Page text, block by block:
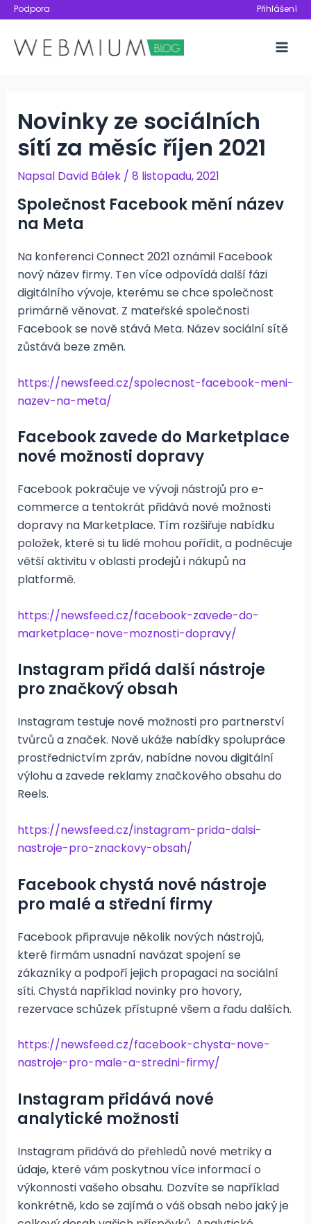
Přeskočit
obsah
Podpora Přihlášení
Novinky ze sociálních
sítí za měsíc říjen 2021
Napsal David Bálek / 8 listopadu, 2021
Společnost Facebook mění název
na Meta
Na konferenci Connect 2021 oznámil Facebook
nový název firmy. Ten více odpovídá další fázi
digitálního vývoje, kterému se chce společnost
primárně věnovat. Z mateřské společnosti
Facebook se nově stává Meta. Název sociální sítě
zůstává beze změn.
https://newsfeed.cz/spolecnost-facebook-meni-
nazev-na-meta/
Facebook zavede do Marketplace
nové možnosti dopravy
Facebook pokračuje ve vývoji nástrojů pro e-
commerce a tentokrát přidává nové možnosti
dopravy na Marketplace. Tím rozšiřuje nabídku
položek, které si tu lidé mohou pořídit, a podněcuje
větší aktivitu v oblasti prodejů i nákupů na
platformě.
https://newsfeed.cz/facebook-zavede-do-
marketplace-nove-moznosti-dopravy/
Instagram přidá další nástroje
pro značkový obsah
Instagram testuje nové možnosti pro partnerství
tvůrců a značek. Nově ukáže nabídky spolupráce
prostřednictvím zpráv, nabídne novou digitální
výlohu a zavede reklamy značkového obsahu do
Reels.
https://newsfeed.cz/instagram-prida-dalsi-
nastroje-pro-znackovy-obsah/
Facebook chystá nové nástroje
pro malé a střední firmy
Facebook připravuje několik nových nástrojů,
které firmám usnadní navázat spojení se
zákazníky a podpoří jejich propagaci na sociální
síti. Chystá například novinky pro hovory,
rezervace schůzek přístupné všem a řadu dalších.
https://newsfeed.cz/facebook-chysta-nove-
nastroje-pro-male-a-stredni-firmy/
Instagram přidává nové
analytické možnosti
Instagram přidává do přehledů nové metriky a
údaje, které vám poskytnou více informací o
výkonnosti vašeho obsahu. Dozvíte se například
konkrétně, kdo se zajímá o váš obsah nebo jaký je